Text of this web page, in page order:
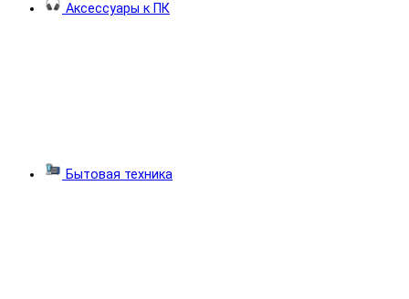
Аксессуары к ПК
Бытовая техника